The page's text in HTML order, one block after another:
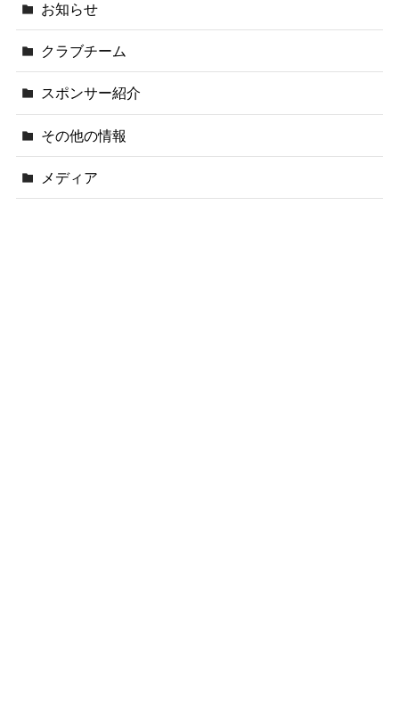
お知らせ
クラブチーム
スポンサー紹介
その他の情報
メディア